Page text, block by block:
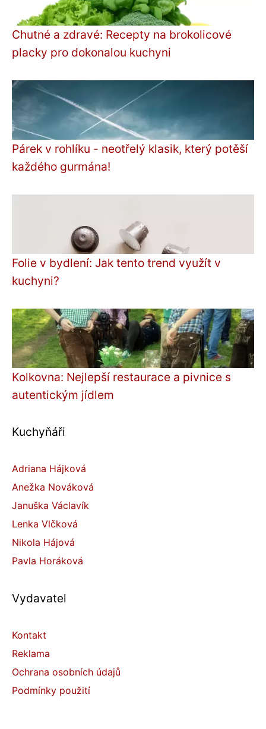
Chutné a zdravé: Recepty na brokolicové
placky pro dokonalou kuchyni
Párek v rohlíku - neotřelý klasik, který potěší
každého gurmána!
Folie v bydlení: Jak tento trend využít v
kuchyni?
Kolkovna: Nejlepší restaurace a pivnice s
autentickým jídlem
Kuchyňáři
Adriana Hájková
Anežka Nováková
Januška Václavík
Lenka Vlčková
Nikola Hájová
Pavla Horáková
Vydavatel
Kontakt
Reklama
Ochrana osobních údajů
Podmínky použití